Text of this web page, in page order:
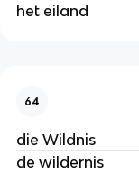
het eiland
64
die Wildnis
de wildernis